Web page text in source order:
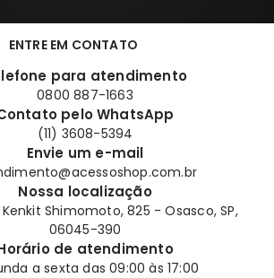
ENTRE EM CONTATO
para atendimento
0800 887-1663
pelo WhatsApp
(11) 3608-5394
Envie um e-mail
Nossa localização
Shimomoto, 825 - Osasco, SP,
06045-390
de atendimento
a sexta das 09:00 às 17:00